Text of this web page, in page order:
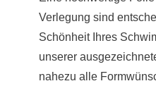
Verlegung sind
Schönheit Ihres
unserer
nahezu alle